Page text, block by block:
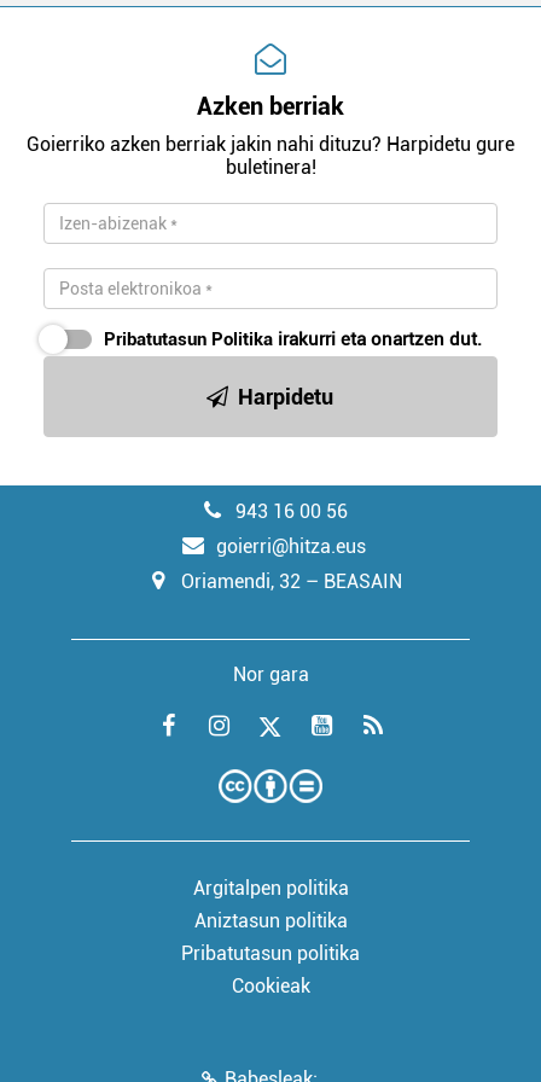
Azken berriak
Goierriko azken berriak jakin nahi dituzu? Harpidetu gure
buletinera!
Pribatutasun Politika irakurri eta onartzen dut.
Harpidetu
943 16 00 56
goierri@hitza.eus
Oriamendi, 32 – BEASAIN
Nor gara
Argitalpen politika
Aniztasun politika
Pribatutasun politika
Cookieak